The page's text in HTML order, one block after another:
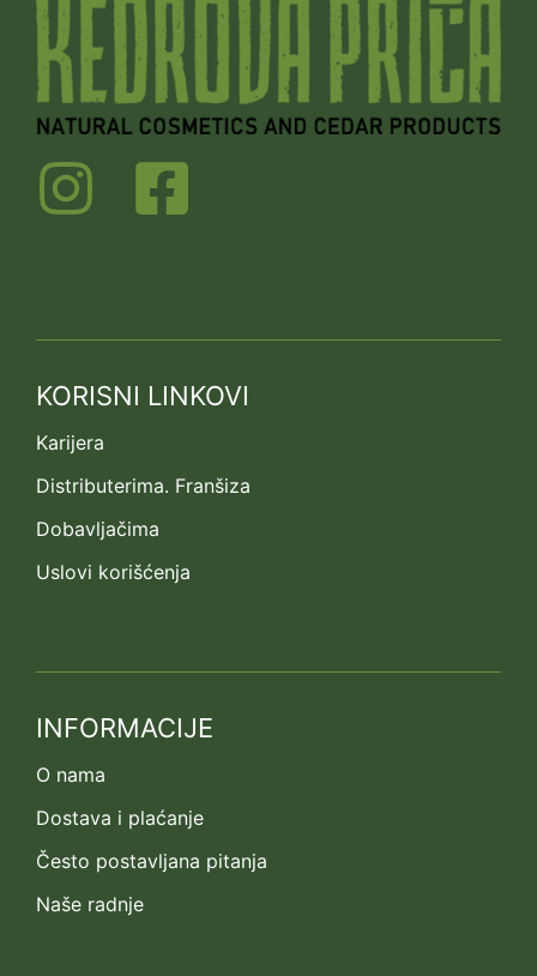
KORISNI LINKOVI
Karijera
Distributerima. Franšiza
Dobavljačima
Uslovi korišćenja
INFORMACIJE
O nama
Dostava i plaćanje
Često postavljana pitanja
Naše radnje